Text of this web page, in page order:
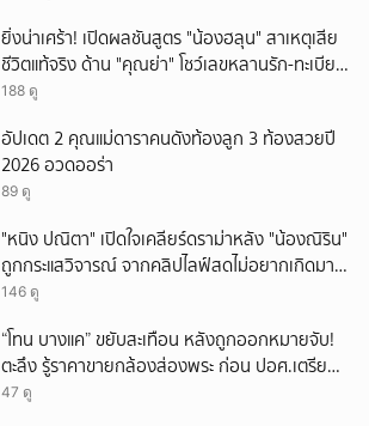
ยิ่งน่าเศร้า! เปิดผลชันสูตร "น้องฮลุน" สาเหตุเสีย
ชีวิตแท้จริง ด้าน "คุณย่า" โชว์เลขหลานรัก-ทะเบียน
รถเคลื่อนร่าง!
188 ดู
อัปเดต 2 คุณแม่ดาราคนดังท้องลูก 3 ท้องสวยปี
2026 อวดออร่า
89 ดู
"หนิง ปณิตา" เปิดใจเคลียร์ดราม่าหลัง "น้องณิริน"
ถูกกระแสวิจารณ์ จากคลิปไลฟ์สดไม่อยากเกิดมา
หน้าเหมือนพ่อ
146 ดู
“โทน บางแค” ขยับสะเทือน หลังถูกออกหมายจับ!
ตะลึง รู้ราคาขายกล้องส่องพระ ก่อน ปอศ.เตรียม
บุกรวบ?
47 ดู